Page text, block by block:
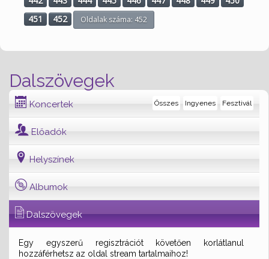
Dalszövegek
Koncertek Fesztivál
Ingyenes
Összes
Előadók
Helyszínek
Albumok
Dalszövegek
Egy egyszerű regisztrációt követően korlátlanul
hozzáférhetsz az oldal stream tartalmaihoz!
451
452 Oldalak száma: 452